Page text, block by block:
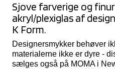
Sjove farverige og
akryl/plexiglas af
K Form.
Designersmykker behøver
materialerne ikke er dyre -
sælges også på MOMA i